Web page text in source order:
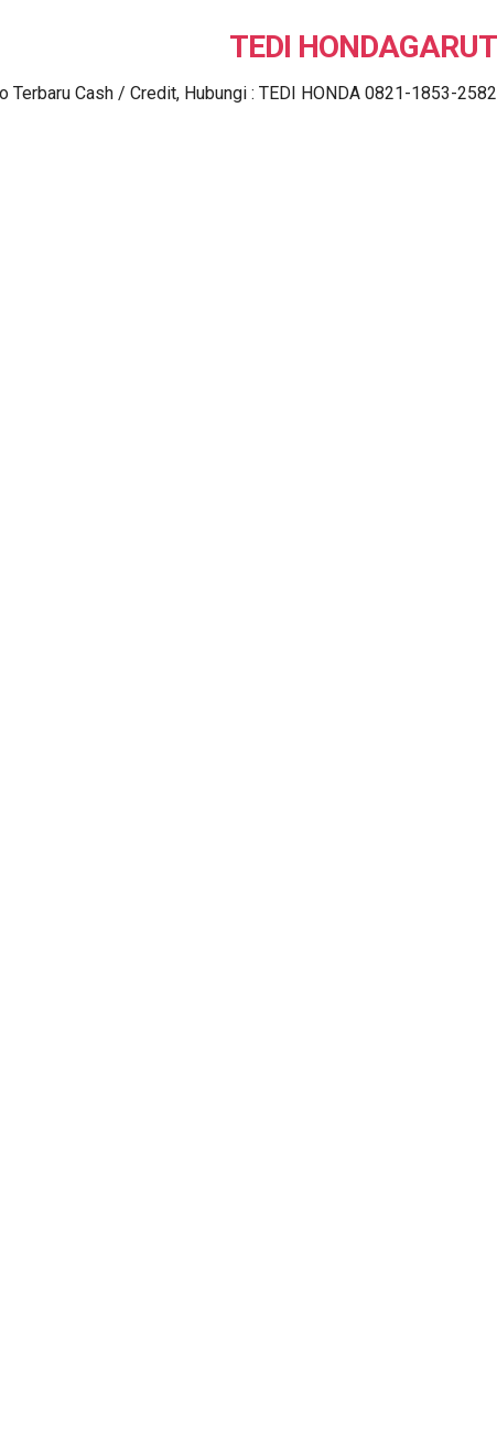
TEDI HONDAGARUT
Terbaru Cash / Credit, Hubungi : TEDI HONDA 0821-1853-2582